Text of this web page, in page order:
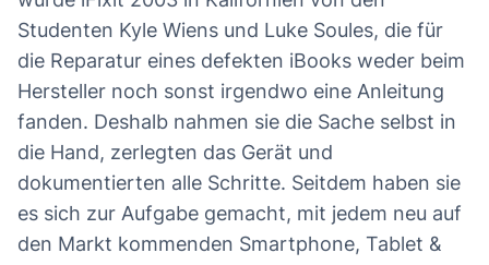
Studenten Kyle Wiens und Luke Soules, die für
die Reparatur eines defekten iBooks weder beim
Hersteller noch sonst irgendwo eine Anleitung
fanden. Deshalb nahmen sie die Sache selbst in
die Hand, zerlegten das Gerät und
dokumentierten alle Schritte. Seitdem haben sie
es sich zur Aufgabe gemacht, mit jedem neu auf
den Markt kommenden Smartphone, Tablet &